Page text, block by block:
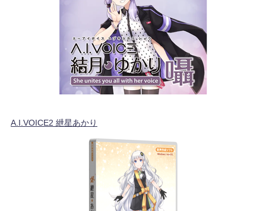
A.I.VOICE2 紲星あかり